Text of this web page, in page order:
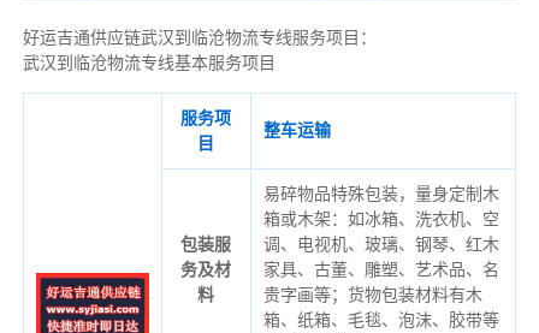
好运吉通供应链武汉到临沧物流专线服务项目：
武汉到临沧物流专线基本服务项目
服务项
目
整车运输
包装服
务及材
料
易碎物品特殊包装，量身定制木
箱或木架：如冰箱、洗衣机、空
调、电视机、玻璃、钢琴、红木
家具、古董、雕塑、艺术品、名
贵字画等；货物包装材料有木
箱、纸箱、毛毯、泡沫、胶带等